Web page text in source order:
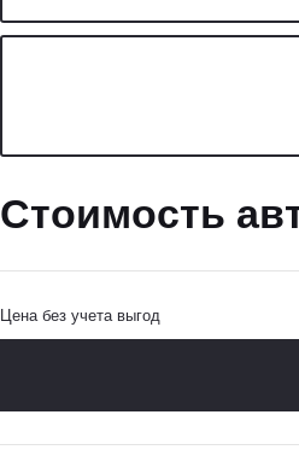
Стоимость
Цена без учета выгод